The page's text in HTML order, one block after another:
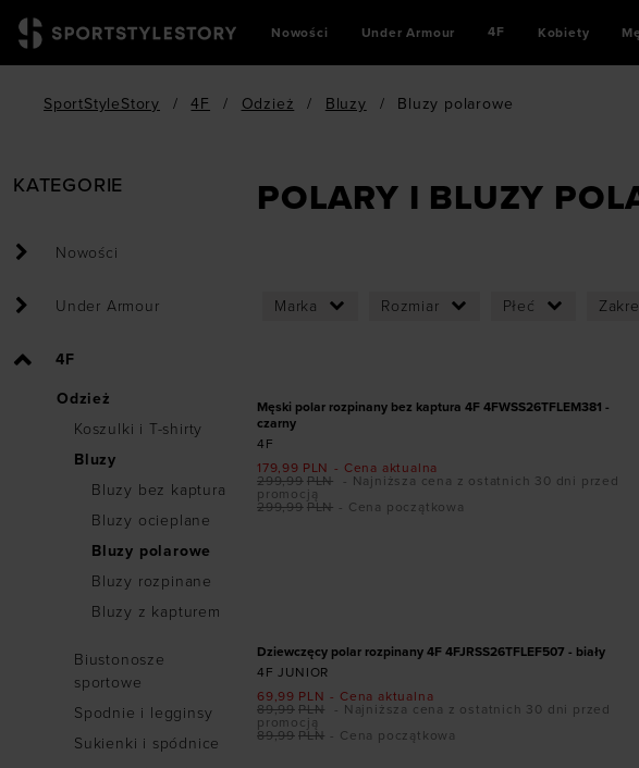
Nowości Under Armour 4F Kobiety
SportStyleStory / 4F / Odzież / Bluzy / Bluzy polarowe
POLARY I BLUZY
Marka Rozmiar Płeć
Męski polar rozpinany bez kaptura 4F 4FWSS26TFLEM381 -
czarny
4F
- Cena aktualna
179,99 PLN
- Cena początkowa
299,99 PLN
299,99 PLN
- Najniższa cena z ostatnich 30 dni przed
promocją
Dziewczęcy polar rozpinany 4F 4FJRSS26TFLEF507 - biały
4F JUNIOR
- Cena aktualna
69,99 PLN
- Cena początkowa
89,99 PLN
89,99 PLN
- Najniższa cena z ostatnich 30 dni przed
promocją
KATEGORIE
Nowości
Under Armour
4F
Odzież
Koszulki i T-shirty
Bluzy
Bluzy bez kaptura
Bluzy ocieplane
Bluzy polarowe
Bluzy rozpinane
Bluzy z kapturem
Biustonosze
sportowe
Spodnie i legginsy
Sukienki i spódnice